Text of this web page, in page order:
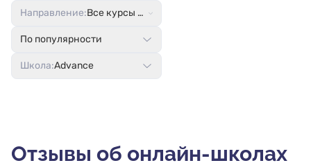
Направление:Все курсы по английскому языку
По популярности
Школа:Advance
Отзывы об онлайн-школах